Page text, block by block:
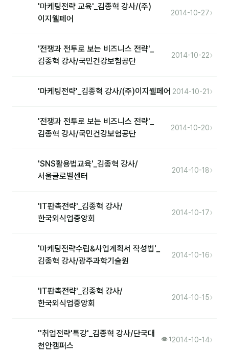
대면교육 후기
고객사 레퍼런스
미팅·보고
재무·계약
B2B 영업도구
'마케팅전략 교육'_김종혁 강사/(주)
이지웰페어
2014-10-27›
'전쟁과 전투로 보는 비즈니스 전략'_
김종혁 강사/국민건강보험공단
2014-10-22›
'마케팅전략'_김종혁 강사/(주)이지웰페어 2014-10-21 ›
'전쟁과 전투로 보는 비즈니스 전략'_
김종혁 강사/국민건강보험공단
2014-10-20›
'SNS활용법교육'_김종혁 강사/
서울글로벌센터
2014-10-18›
'IT판촉전략'_김종혁 강사/
한국외식업중앙회
2014-10-17›
'마케팅전략수립&사업계획서 작성법'_
김종혁 강사/광주과학기술원
2014-10-16›
'IT판촉전략'_김종혁 강사/
한국외식업중앙회
2014-10-15›
''취업전략'특강'_김종혁 강사/단국대
천안캠퍼스
👁 1 2014-10-14›